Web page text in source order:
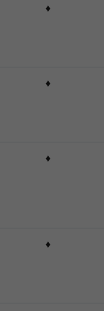
♦
♦
♦
♦